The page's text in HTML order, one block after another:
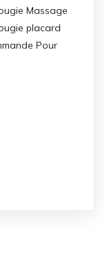
Massage
placard
Pour